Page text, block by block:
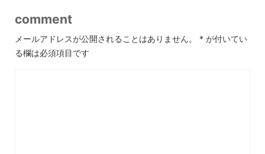
comment
メールアドレスが公開されることはありません。 * が付いてい
る欄は必須項目です